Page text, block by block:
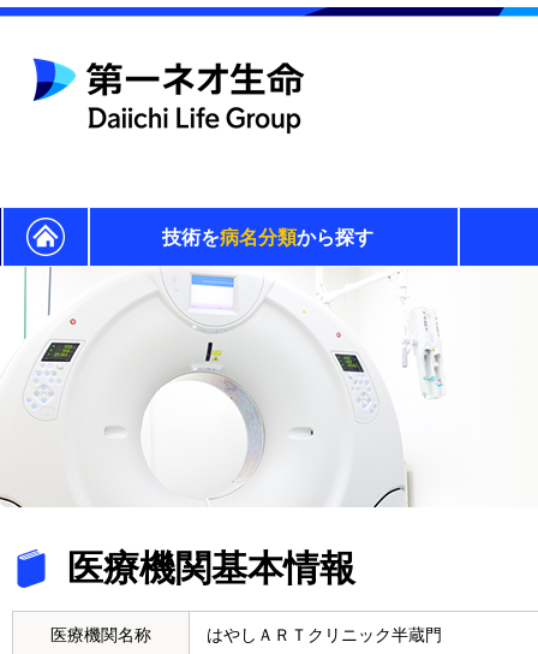
技術を病名分類から探す
医療機関基本情報
医療機関名称 はやしＡＲＴクリニック半蔵門